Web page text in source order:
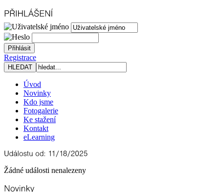
Registrace
Úvod
Novinky
Kdo jsme
Fotogalerie
Ke stažení
Kontakt
eLearning
Žádné události nenalezeny